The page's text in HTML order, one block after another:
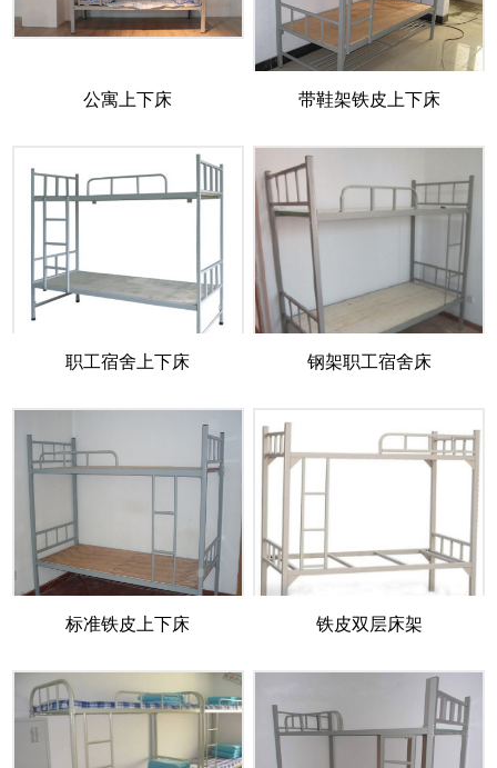
公寓上下床 带鞋架铁皮上下床
职工宿舍上下床 钢架职工宿舍床
标准铁皮上下床 铁皮双层床架